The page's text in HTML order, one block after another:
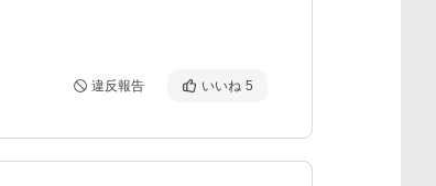
違反報告 いいね 5